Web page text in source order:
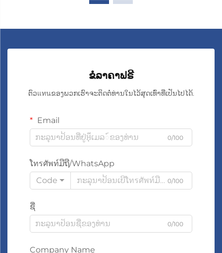
ຂໍລາຄາຟຣີ
ຕົວแทนຂອງພວກເຮົາຈະຕິດຕໍ່ທ່ານໃນໄວ້ສຸດເທົ່າທີ່ເປັນໄປໄດ້.
Email
0/100
ໂทรศัพท์ມືຖື/WhatsApp
Code
0/100
ຊື່
0/100
Company Name